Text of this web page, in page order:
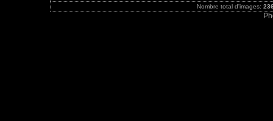
Nombre total d'images: